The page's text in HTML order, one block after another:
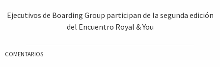
Ejecutivos de Boarding Group participan de la segunda edición
del Encuentro Royal & You
COMENTARIOS